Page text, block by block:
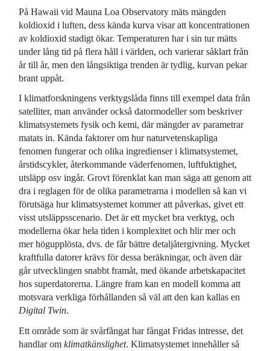
På Hawaii vid Mauna Loa Observatory mäts mängden
koldioxid i luften, dess kända kurva visar att koncentrationen
av koldioxid stadigt ökar. Temperaturen har i sin tur mätts
under lång tid på flera håll i världen, och varierar såklart från
år till år, men den långsiktiga trenden är tydlig, kurvan pekar
brant uppåt.
I klimatforskningens verktygslåda finns till exempel data från
satelliter, man använder också datormodeller som beskriver
klimatsystemets fysik och kemi, där mängder av parametrar
matats in. Kända faktorer om hur naturvetenskapliga
fenomen fungerar och olika ingredienser i klimatsystemet,
årstidscykler, återkommande väderfenomen, luftfuktighet,
utsläpp osv ingår. Grovt förenklat kan man säga att genom att
dra i reglagen för de olika parametrarna i modellen så kan vi
förutsäga hur klimatsystemet kommer att påverkas, givet ett
visst utsläppsscenario. Det är ett mycket bra verktyg, och
modellerna ökar hela tiden i komplexitet och blir mer och
mer högupplösta, dvs. de får bättre detaljåtergivning. Mycket
kraftfulla datorer krävs för dessa beräkningar, och även där
går utvecklingen snabbt framåt, med ökande arbetskapacitet
hos superdatorerna. Längre fram kan en modell komma att
motsvara verkliga förhållanden så väl att den kan kallas en
Digital Twin.
Ett område som är svårfångat har fångat Fridas intresse, det
handlar om klimatkänslighet. Klimatsystemet innehåller så